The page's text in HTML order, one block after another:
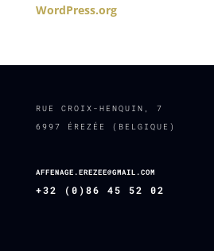
WordPress.org
RUE CROIX-HENQUIN, 7
6997 ÉREZÉE (BELGIQUE)
AFFENAGE.EREZEE@GMAIL.COM
+32 (0)86 45 52 02